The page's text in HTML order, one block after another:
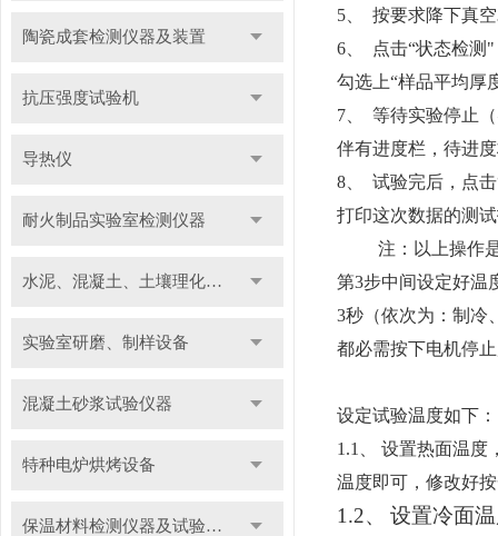
陶瓷成套检测仪器及装置
抗压强度试验机
导热仪
耐火制品实验室检测仪器
水泥、混凝土、土壤理化检测仪器及装置
实验室研磨、制样设备
混凝土砂浆试验仪器
特种电炉烘烤设备
保温材料检测仪器及试验装置
5、
按要求降下真
6、
点击“状态检测
勾选上“样品平均厚
7、
等待实验停止
伴有进度栏，待进
8、
试验完后，点
打印这次数据的测
注：以上操作
第3步中间设定好温
3秒（依次为：制冷
都必需按下电机停
设定试验温度如下：
1.1、
设置热面温度
温度即可，修改好
1.2、
设置冷面